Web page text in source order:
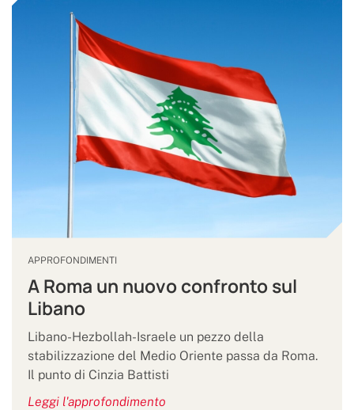
APPROFONDIMENTI
A Roma un nuovo confronto sul
Libano
Libano-Hezbollah-Israele un pezzo della
stabilizzazione del Medio Oriente passa da Roma.
Il punto di Cinzia Battisti
Leggi l'approfondimento